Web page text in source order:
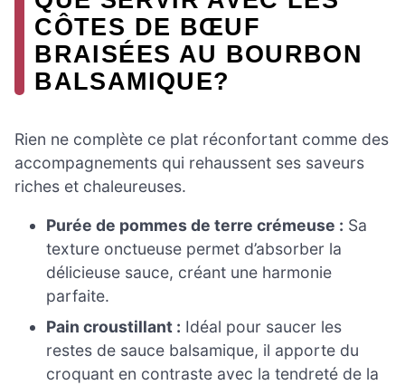
CÔTES DE BŒUF
BRAISÉES AU BOURBON
BALSAMIQUE?
Rien ne complète ce plat réconfortant comme des
accompagnements qui rehaussent ses saveurs
riches et chaleureuses.
Purée de pommes de terre crémeuse : Sa
texture onctueuse permet d’absorber la
délicieuse sauce, créant une harmonie
parfaite.
Pain croustillant : Idéal pour saucer les
restes de sauce balsamique, il apporte du
croquant en contraste avec la tendreté de la